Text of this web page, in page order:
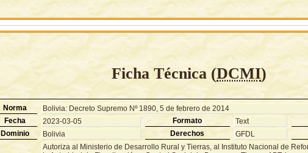
Ficha Técnica (DCMI)
Norma
Bolivia: Decreto Supremo Nº 1890, 5 de febrero de 2014
Fecha
2023-03-05 Formato Text
Dominio
Bolivia Derechos GFDL
Autoriza al Ministerio de Desarrollo Rural y Tierras, al Instituto Nacional de